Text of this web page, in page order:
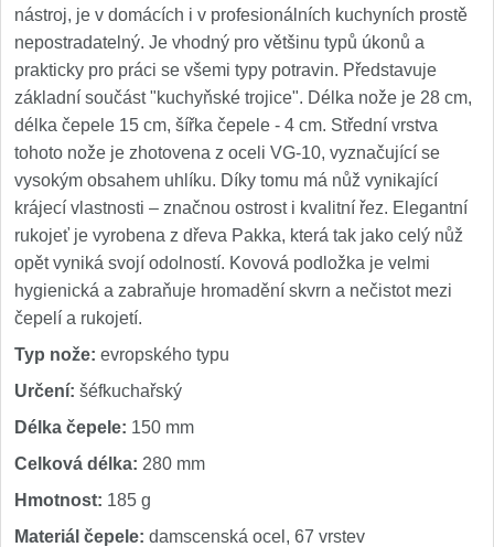
nástroj, je v domácích i v profesionálních kuchyních prostě
nepostradatelný. Je vhodný pro většinu typů úkonů a
prakticky pro práci se všemi typy potravin. Představuje
základní součást "kuchyňské trojice". Délka nože je 28 cm,
délka čepele 15 cm, šířka čepele - 4 cm. Střední vrstva
tohoto nože je zhotovena z oceli VG-10, vyznačující se
vysokým obsahem uhlíku. Díky tomu má nůž vynikající
krájecí vlastnosti – značnou ostrost i kvalitní řez. Elegantní
rukojeť je vyrobena z dřeva Pakka, která tak jako celý nůž
opět vyniká svojí odolností. Kovová podložka je velmi
hygienická a zabraňuje hromadění skvrn a nečistot mezi
čepelí a rukojetí.
Typ nože: evropského typu
Určení: šéfkuchařský
Délka čepele: 150 mm
Celková délka: 280 mm
Hmotnost: 185 g
Materiál čepele: damscenská ocel, 67 vrstev